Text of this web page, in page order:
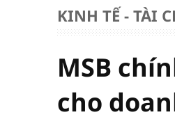
KINH TẾ - TÀI
MSB
cho